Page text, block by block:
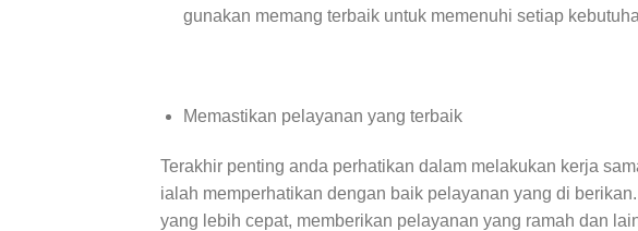
gunakan memang terbaik untuk memenuhi setiap
Memastikan pelayanan yang terbaik
Terakhir penting anda perhatikan dalam melakukan kerja
ialah memperhatikan dengan baik pelayanan yang di
yang lebih cepat, memberikan pelayanan yang ramah dan